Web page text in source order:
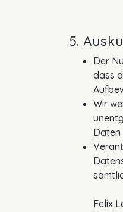
5.
Der
dass
Wir
Felix